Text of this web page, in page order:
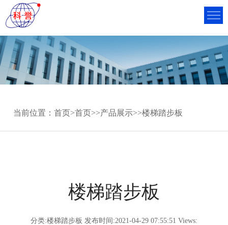
当前位置：首页>首页>>产品展示>>楼梯踏步板
楼梯踏步板
分类:楼梯踏步板 发布时间:2021-04-29 07:55:51 Views: